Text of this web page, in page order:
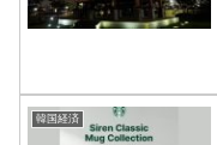
韓国経済